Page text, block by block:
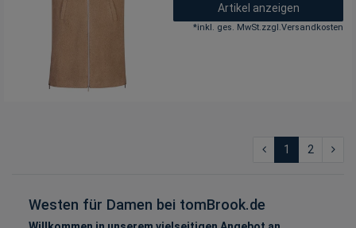
Artikel anzeigen
*inkl. ges. MwSt. zzgl. Versandkosten
1 2
Westen für Damen bei tomBrook.de